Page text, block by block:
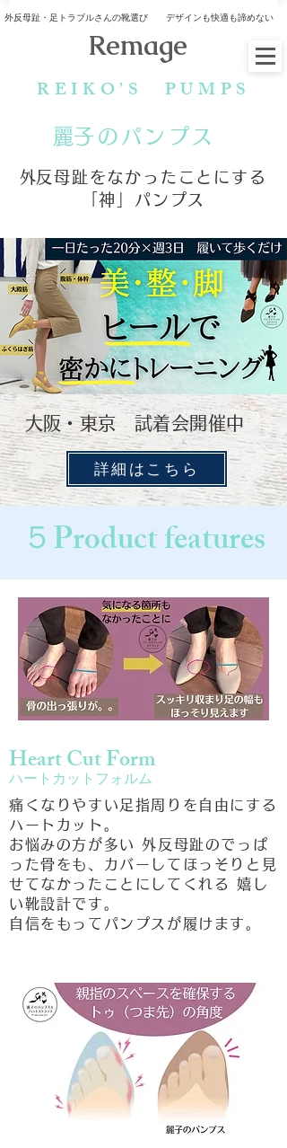
外反母趾・足トラブルさんの靴選び デザインも快適も諦めない
​Remage
​REIKO’S PUMPS
​麗子のパンプス
​外反母趾をなかったことにする
「神」パンプス
​大阪・東京 試着会開催中
詳細はこちら
５Product features
Heart Cut Form
ハートカットフォルム
痛くなりやすい足指周りを自由にする
ハートカット。
お悩みの方が多い 外反母趾のでっぱ
った骨をも、カバーしてほっそりと見
せてなかったことにしてくれる 嬉し
い靴設計です。
自信をもってパンプスが履けます。